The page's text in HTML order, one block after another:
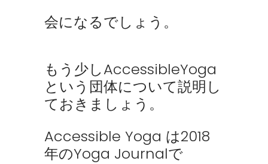
会になるでしょう。
もう少しAccessibleYoga
という団体について説明し
ておきましょう。
Accessible Yoga は2018
年のYoga Journalで